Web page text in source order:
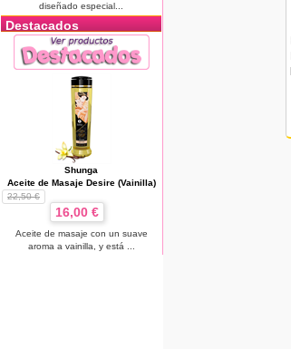
diseñado especial...
Destacados
Shunga
Aceite de Masaje Desire (Vainilla)
22,50 €
16,00 €
Aceite de masaje con un suave
aroma a vainilla, y está ...